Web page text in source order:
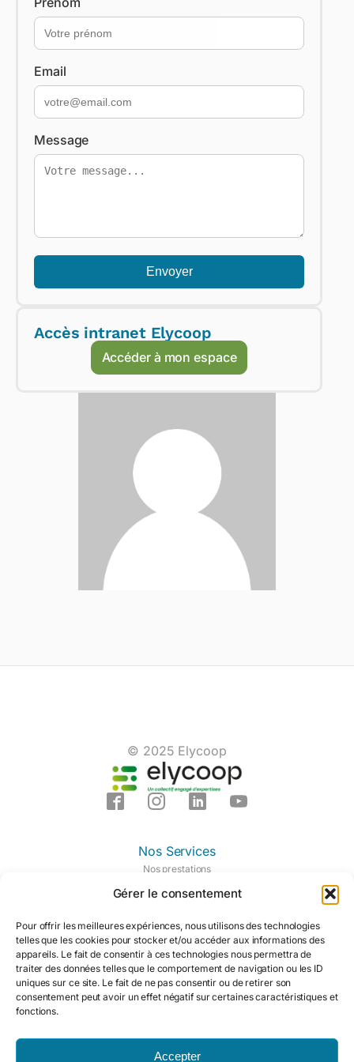
Gérer le consentement
Pour offrir les meilleures expériences, nous utilisons des technologies
telles que les cookies pour stocker et/ou accéder aux informations des
appareils. Le fait de consentir à ces technologies nous permettra de
traiter des données telles que le comportement de navigation ou les ID
uniques sur ce site. Le fait de ne pas consentir ou de retirer son
consentement peut avoir un effet négatif sur certaines caractéristiques et
fonctions.
Accepter
Email
Message
Envoyer
Accès intranet Elycoop
Accéder à mon espace
© 2025 Elycoop
Nos Services
Nos prestations
Notre centre de formation
Mon espace
Qui nous sommes
Les membres
La coopérative
Pourquoi nous rejoindre ?
Notre actualité
Mentions légales